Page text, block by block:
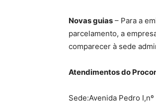
Novas guias – Para a
parcelamento, a
comparecer à sede
Atendimentos do
Sede:Avenida Pedro